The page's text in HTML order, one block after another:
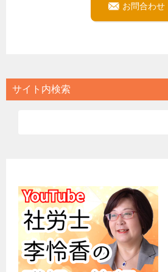
お問合わせ
サイト内検索